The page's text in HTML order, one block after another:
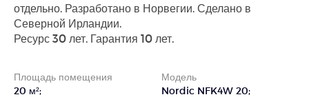
отдельно. Разработано в Норвегии. Сделано в
Северной Ирландии.
Ресурс 30 лет. Гарантия 10 лет.
Площадь помещения
20 м²;
Модель
Nordic NFK4W 20;